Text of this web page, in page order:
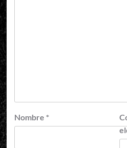
Nombre *